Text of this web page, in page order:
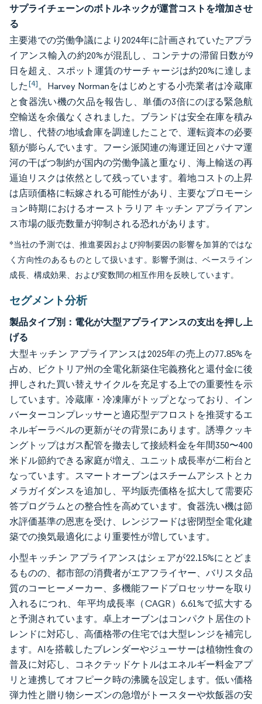
サプライチェーンのボトルネックが運営コストを増加させ
る
主要港での労働争議により2024年に計画されていたアプラ
イアンス輸入の約20%が混乱し、コンテナの滞留日数が9
日を超え、スポット運賃のサーチャージは約20%に達しま
した[4]。Harvey Normanをはじめとする小売業者は冷蔵庫
と食器洗い機の欠品を報告し、単価の3倍にのぼる緊急航
空輸送を余儀なくされました。ブランドは安全在庫を積み
増し、代替の地域倉庫を調達したことで、運転資本の必要
額が膨らんでいます。フーシ派関連の海運迂回とパナマ運
河の干ばつ制約が国内の労働争議と重なり、海上輸送の再
逼迫リスクは依然として残っています。着地コストの上昇
は店頭価格に転嫁される可能性があり、主要なプロモーシ
ョン時期におけるオーストラリア キッチン アプライアン
ス市場の販売数量が抑制される恐れがあります。
*当社の予測では、推進要因および抑制要因の影響を加算的ではな
く方向性のあるものとして扱います。影響予測は、ベースライン
成長、構成効果、および変数間の相互作用を反映しています。
セグメント分析
製品タイプ別：電化が大型アプライアンスの支出を押し上
げる
大型キッチン アプライアンスは2025年の売上の77.85%を
占め、ビクトリア州の全電化新築住宅義務化と還付金に後
押しされた買い替えサイクルを充足する上での重要性を示
しています。冷蔵庫・冷凍庫がトップとなっており、イン
バーターコンプレッサーと適応型デフロストを推奨するエ
ネルギーラベルの更新がその背景にあります。誘導クッキ
ングトップはガス配管を撤去して接続料金を年間350〜400
米ドル節約できる家庭が増え、ユニット成長率が二桁台と
なっています。スマートオーブンはスチームアシストとカ
メラガイダンスを追加し、平均販売価格を拡大して需要応
答プログラムとの整合性を高めています。食器洗い機は節
水評価基準の恩恵を受け、レンジフードは密閉型全電化建
築での換気最適化により重要性が増しています。
小型キッチン アプライアンスはシェアが22.15%にとどま
るものの、都市部の消費者がエアフライヤー、バリスタ品
質のコーヒーメーカー、多機能フードプロセッサーを取り
入れるにつれ、年平均成長率（CAGR）6.61%で拡大する
と予測されています。卓上オーブンはコンパクト居住のト
レンドに対応し、高価格帯の住宅では大型レンジを補完し
ます。AIを搭載したブレンダーやジューサーは植物性食の
普及に対応し、コネクテッドケトルはエネルギー料金アプ
リと連携してオフピーク時の沸騰を設定します。低い価格
弾力性と贈り物シーズンの急増がトースターや炊飯器の安